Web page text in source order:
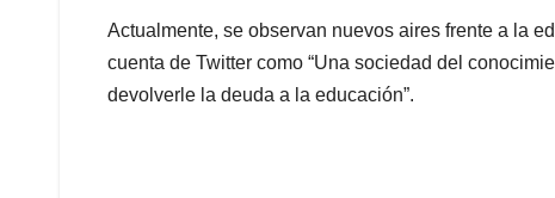
Actualmente, se observan nuevos aires frente a la
cuenta de Twitter como “Una sociedad del
devolverle la deuda a la educación”.